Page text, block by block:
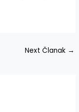
Next Članak →